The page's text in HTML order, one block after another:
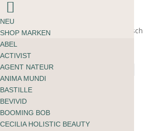
Start/ Product Ingredients / Probiotisch
Probiotisch
The Smilist Micro-Infused
Dental Floss
Sale 15%
zu shoppen
ÜBER MOOI
BLOG
English
NEU
SHOP MARKEN
ABEL
ACTIVIST
AGENT NATEUR
ANIMA MUNDI
BASTILLE
BEVIVID
BOOMING BOB
CECILIA HOLISTIC BEAUTY